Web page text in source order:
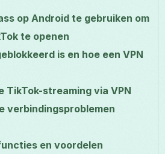
op Android te gebruiken om
te openen
is en hoe een VPN
TikTok-streaming via VPN
verbindingsproblemen
en voordelen